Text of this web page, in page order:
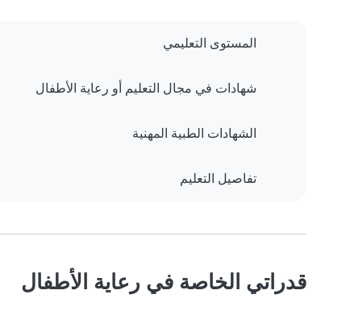
المستوى التعليمي
شهادات في مجال التعليم أو رعاية الأطفال
الشهادات الطبية المهنية
تفاصيل التعليم
قدراتي الخاصة في رعاية الأطفال